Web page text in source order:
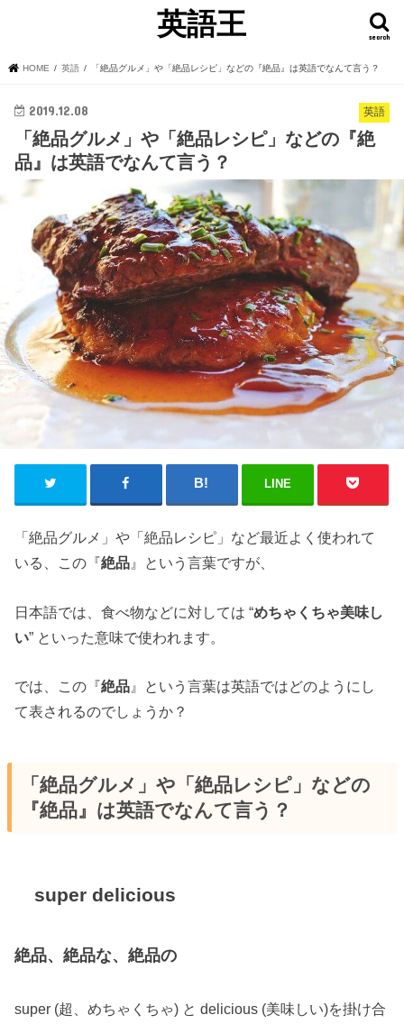
英語王 search
HOME 英語 「絶品グルメ」や「絶品レシピ」などの『絶品』は英語でなんて言う？
英語
2019.12.08
「絶品グルメ」や「絶品レシピ」などの『絶
品』は英語でなんて言う？
LINE
「絶品グルメ」や「絶品レシピ」など最近よく使われて
いる、この『絶品 』という言葉ですが、
日本語では、食べ物などに対しては “めちゃくちゃ美味し
い” といった意味で使われます。
では、この『絶品 』という言葉は英語ではどのようにし
て表されるのでしょうか？
「絶品グルメ」や「絶品レシピ」などの
『絶品』は英語でなんて言う？
super delicious
絶品、絶品な、絶品の
super (超、めちゃくちゃ) と delicious (美味しい)を掛け合